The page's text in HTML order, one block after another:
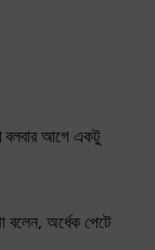
বলবার আগে একটু
অর্ধেক পেটে